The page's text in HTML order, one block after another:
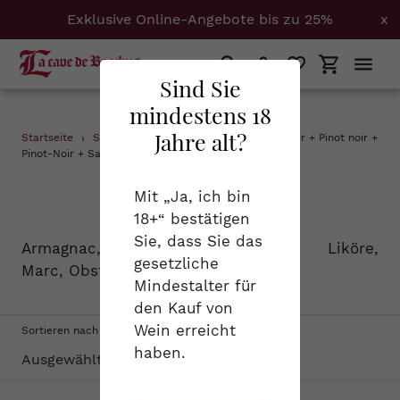
Sind Sie
mindestens 18
Jahre alt?
Mit „Ja, ich bin
18+“ bestätigen
Sie, dass Sie das
gesetzliche
Mindestalter für
den Kauf von
Wein erreicht
haben.
Direkt
zum
Exklusive Online-Angebote bis zu 25% x
Einloggen
Startseite › Spirituosen ›
1.5 + Burgund + Pinot Noir + Pinot noir +
Pinot-Noir + Savoyen
S
a
m
m
l
u
Spirituosen
Armagnac, Cognac, Calvados, Liköre,
Marc, Obstbrand...
Sortieren nach